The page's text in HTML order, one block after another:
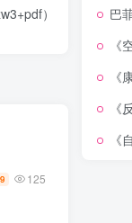
）
125
巴菲
《
《
《
《